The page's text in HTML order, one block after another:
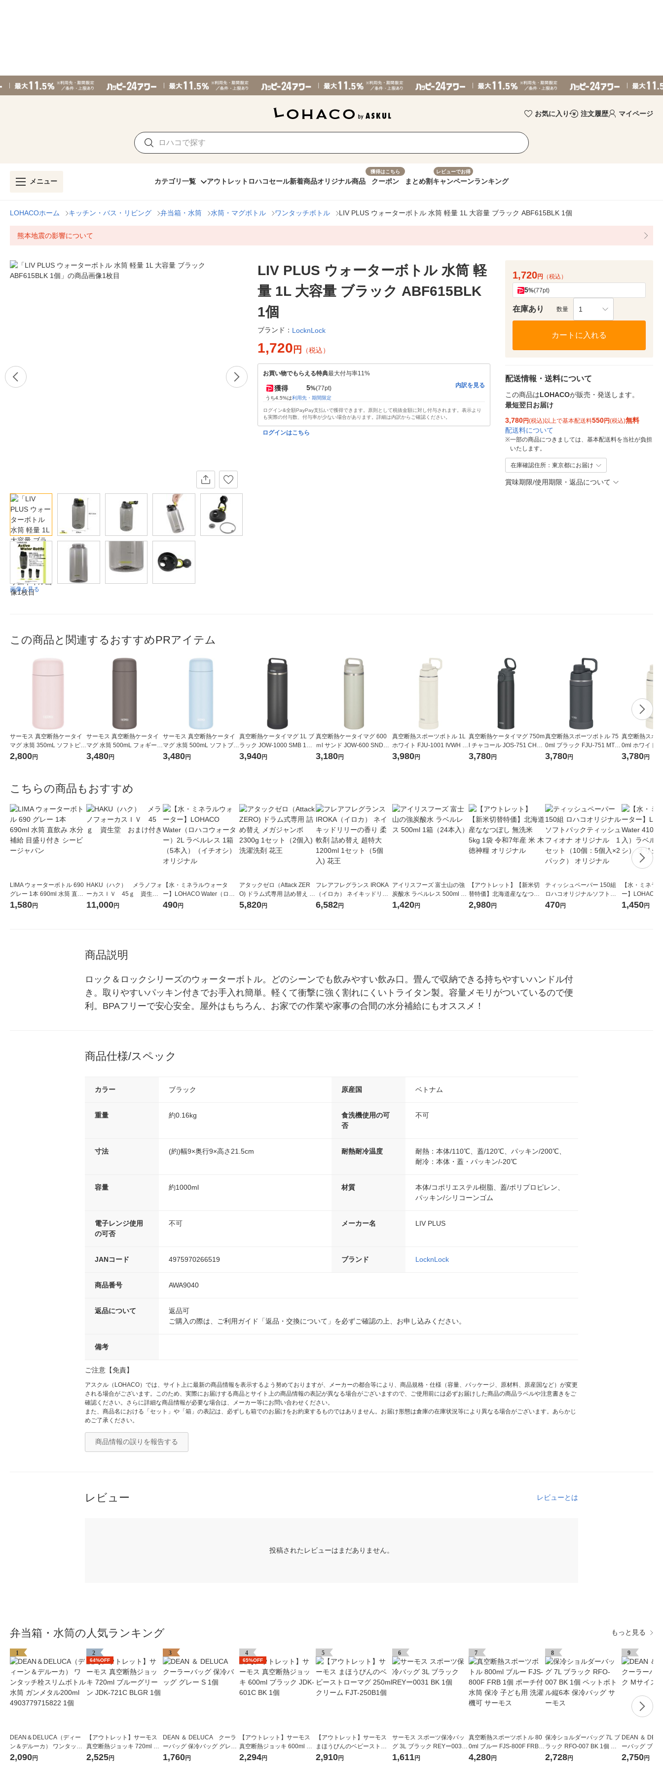
お気に入り 注文履歴 マイページ
メニュー カテゴリ一覧 アウトレット ロハコセール新着商品オリジナル商品
獲得はこちら
クーポン まとめ割
レビューでお得
キャンペーンランキング
LOHACOホーム キッチン・バス・リビング 弁当箱・水筒 水筒・マグボトル ワンタッチボトル LIV PLUS ウォーターボトル 水筒 軽量 1L 大容量 ブラック ABF615BLK 1個
熊本地震の影響について
画像を見る
LIV PLUS ウォーターボトル 水筒 軽
量 1L 大容量 ブラック ABF615BLK
1個
ブランド： LocknLock
1,720 円 （税込）
お買い物でもらえる特典最大付与率11%
獲得 5%(77pt)
うち4.5%は利用先・期間限定
内訳を見る
ログイン&全額PayPay支払いで獲得できます。原則として税抜金額に対し付与されます。表示より
も実際の付与数、付与率が少ない場合があります。詳細は内訳からご確認ください。
ログインはこちら
1,720円 （税込）
5%(77pt)
在庫あり 数量 1
カートに入れる
配送情報・送料について
この商品はLOHACOが販売・発送します。
最短翌日お届け
3,780円(税込)以上で基本配送料550円(税込)無料
配送料について
※一部の商品につきましては、基本配送料を当社が負担
いたします。
在庫確認住所：東京都にお届け
賞味期限/使用期限・返品について
この商品と関連するおすすめPRアイテム
サーモス 真空断熱ケータイ
マグ 水筒 350mL ソフトピン
ク JPB-350 SFPK 1個 食洗
機対応 保温保冷
2,800円
サーモス 真空断熱ケータイ
マグ 水筒 500mL フォギーブ
ラウン JPB-500 FOBW 1個
食洗機対応 保温保冷
3,480円
サーモス 真空断熱ケータイ
マグ 水筒 500mL ソフトブル
ー JPB-500 SFBL 1個 食洗
機対応 保温保冷
3,480円
真空断熱ケータイマグ 1L ブ
ラック JOW-1000 SMB 1個
水筒 食洗機可 保温保冷 スポ
ーツ飲料可 サーモス
3,940円
真空断熱ケータイマグ 600
ｍl サンド JOW-600 SNDS 1
個 水筒 食洗機可 保温保冷
スポーツ飲料可 サーモス
3,180円
真空断熱スポーツボトル 1L
ホワイト FJU-1001 IVWH 1
個 食洗機対応 ハンドル付き
水筒 保冷専用 サーモス
3,980円
真空断熱ケータイマグ 750m
l チャコール JOS-751 CHL 1
個 食洗機可 キャリーループ
付 保冷保温 水筒 サーモス
3,780円
真空断熱スポーツボトル 75
0ml ブラック FJU-751 MTB
K 1個 食洗機対応 ハンドル
付き 水筒 保冷専用 サーモス
3,780円
真空断熱スポ
0ml ホワイト
1個 食洗機対
き 水筒 保冷
3,780円
こちらの商品もおすすめ
LIMA ウォーターボトル 690
グレー 1本 690ml 水筒 直飲
み 水分補給 目盛り付き シー
ビージャパン
1,580円
HAKU（ハク） メラノフォ
ーカスＩＶ 45ｇ 資生
堂 おまけ付き
11,000円
【水・ミネラルウォータ
ー】LOHACO Water（ロハ
コウォーター）2L ラベルレ
490円
アタックゼロ（Attack ZER
O) ドラム式専用 詰め替え メ
ガジャンボ 2300g 1セット
（2個入) 洗濯洗剤 花王
5,820円
フレアフレグランス IROKA
（イロカ） ネイキッドリリ
ーの香り 柔軟剤 詰め替え 超
特大 1200ml 1セット（5個
6,582円
アイリスフーズ 富士山の強
炭酸水 ラベルレス 500ml 1
箱（24本入）
1,420円
【アウトレット】【新米切
替特価】北海道産ななつぼ
し 無洗米 5kg 1袋 令和7年産
米 木徳神糧 オリジナル
2,980円
ティッシュペーパー 150組
ロハコオリジナルソフトパ
ックティッシュ フィオナ オ
470円
【水・ミネラ
ー】LOHACO
1箱（20本入
（イチオシ）
1,450円
商品説明
ロック＆ロックシリーズのウォーターボトル。どのシーンでも飲みやすい飲み口。畳んで収納できる持ちやすいハンドル付
き。取りやすいパッキン付きでお手入れ簡単。軽くて衝撃に強く割れにくいトライタン製。容量メモリがついているので便
利。BPAフリーで安心安全。屋外はもちろん、お家での作業や家事の合間の水分補給にもオススメ！
商品仕様/スペック
カラー ブラック 原産国 ベトナム
重量 約0.16kg
食洗機使用の可
否
不可
寸法 (約)幅9×奥行9×高さ21.5cm 耐熱耐冷温度
耐熱：本体/110℃、蓋/120℃、パッキン/200℃、
耐冷：本体・蓋・パッキン/-20℃
容量 約1000ml 材質
本体/コポリエステル樹脂、蓋/ポリプロピレン、
パッキン/シリコーンゴム
電子レンジ使用
の可否
不可 メーカー名 LIV PLUS
JANコード 4975970266519 ブランド LocknLock
商品番号 AWA9040
返品について
返品可
ご購入の際は、ご利用ガイド「返品・交換について」を必ずご確認の上、お申し込みください。
備考
ご注意【免責】
アスクル（LOHACO）では、サイト上に最新の商品情報を表示するよう努めておりますが、メーカーの都合等により、商品規格・仕様（容量、パッケージ、原材料、原産国など）が変更
される場合がございます。このため、実際にお届けする商品とサイト上の商品情報の表記が異なる場合がございますので、ご使用前には必ずお届けした商品の商品ラベルや注意書きをご
確認ください。さらに詳細な商品情報が必要な場合は、メーカー等にお問い合わせください。
また、商品名における「セット」や「箱」の表記は、必ずしも箱でのお届けをお約束するものではありません。お届け形態は倉庫の在庫状況等により異なる場合がございます。あらかじ
めご了承ください。
商品情報の誤りを報告する
レビュー レビューとは
投稿されたレビューはまだありません。
弁当箱・水筒の人気ランキング もっと見る
1
DEAN＆DELUCA（ディー
ン＆デルーカ） ワンタッチ
栓スリムボトル 水筒 ガンメ
タル200ml 4903779715822
2,090円
2
64%OFF
【アウトレット】サーモス
真空断熱ジョッキ 720ml ブ
ルーグリーン JDK-721C BL
GR 1個
2,525円
3
DEAN ＆ DELUCA クーラ
ーバッグ 保冷バッグ グレー
S 1個
1,760円
4
65%OFF
【アウトレット】サーモス
真空断熱ジョッキ 600ml ブ
ラック JDK-601C BK 1個
2,294円
5
【アウトレット】サーモス
まほうびんのベビーストロ
ーマグ 250ml クリーム FJT-
250B1個
2,910円
6
サーモス スポーツ保冷バッ
グ 3L ブラック REYー0031
BK 1個
1,611円
7
真空断熱スポーツボトル 80
0ml ブルー FJS-800F FRB 1
個 ポーチ付 水筒 保冷 子ど
も用 洗濯機可 サーモス
4,280円
8
保冷ショルダーバッグ 7L ブ
ラック RFO-007 BK 1個 ペ
ットボトル縦6本 保冷バッグ
サーモス
2,728円
9
DEAN ＆
ーバッグ ブラ
1個
2,750円